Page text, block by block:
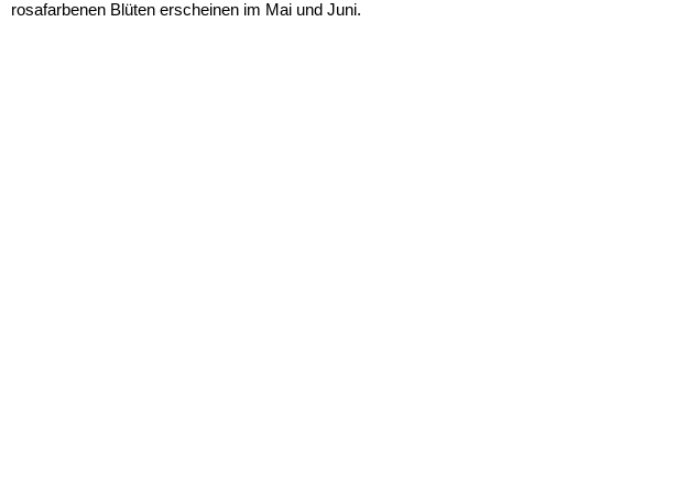
rosafarbenen Blüten erscheinen im Mai und Juni.